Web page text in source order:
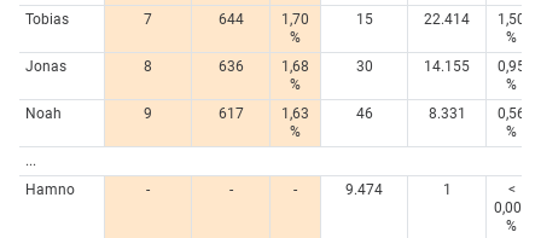
Tobias
7 644
1,70
%
15 22.414
1,50
%
Jonas
8 636
1,68
%
30 14.155
0,95
%
Noah
9 617
1,63
%
46 8.331
0,56
%
...
Hamno
- - - 9.474 1
<
0,005
%